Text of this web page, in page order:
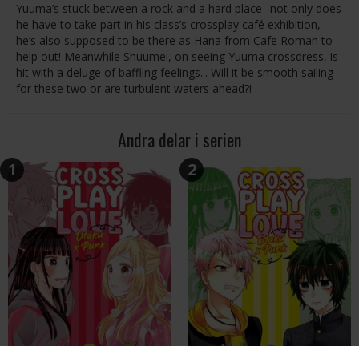
Yuuma’s stuck between a rock and a hard place--not only does
he have to take part in his class’s crossplay café exhibition,
he’s also supposed to be there as Hana from Cafe Roman to
help out! Meanwhile Shuumei, on seeing Yuuma crossdress, is
hit with a deluge of baffling feelings... Will it be smooth sailing
for these two or are turbulent waters ahead?!
Andra delar i serien
1 2